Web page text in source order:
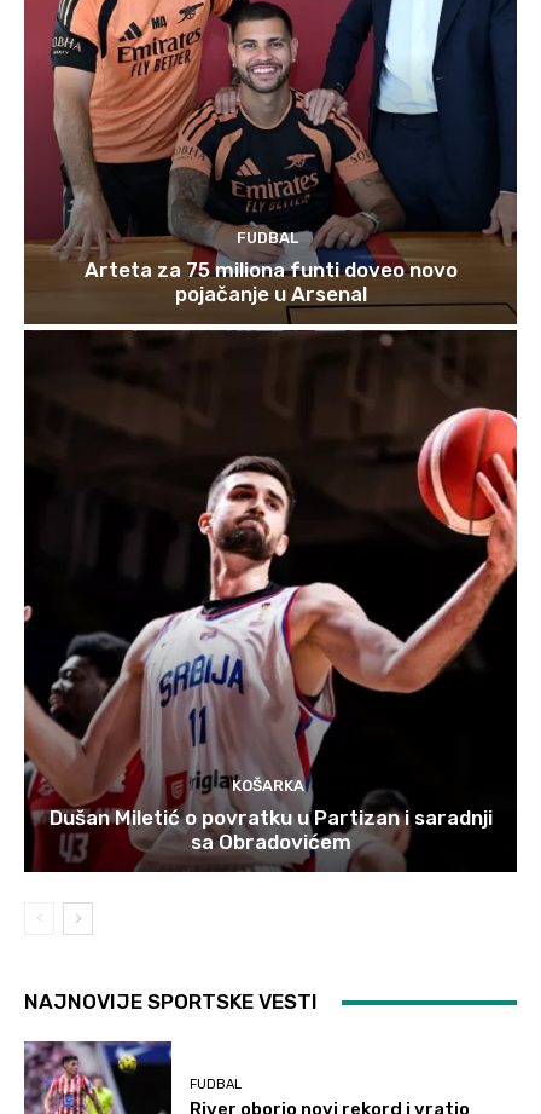
FUDBAL
Arteta za 75 miliona funti doveo novo
pojačanje u Arsenal
KOŠARKA
Dušan Miletić o povratku u Partizan i saradnji
sa Obradovićem
NAJNOVIJE SPORTSKE VESTI
FUDBAL
River oborio novi rekord i vratio